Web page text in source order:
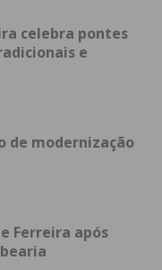
termos e
celebra pontes
e
de modernização
Ferreira após